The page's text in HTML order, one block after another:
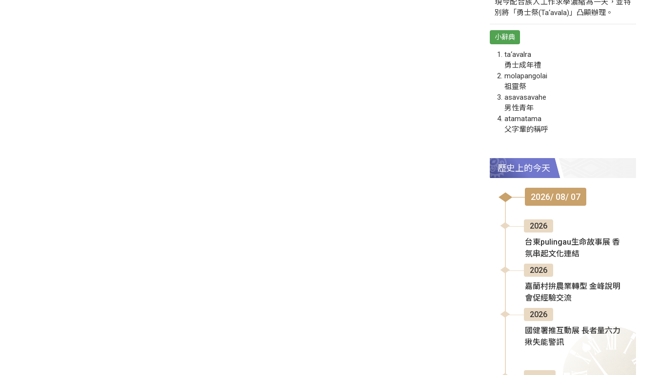
現今配合族人工作求學濃縮為一天，並特
別將「勇士祭(Ta‘avala)」凸顯辦理。
小辭典
ta‘avalra
勇士成年禮
molapangolai
祖靈祭
asavasavahe
男性青年
atamatama
父字輩的稱呼
歷史上的今天
2026/ 08/ 07
2026
台東pulingau生命故事展 香
氛串起文化連結
2026
嘉蘭村拚農業轉型 金峰說明
會促經驗交流
2026
國健署推互動展 長者量六力
揪失能警訊